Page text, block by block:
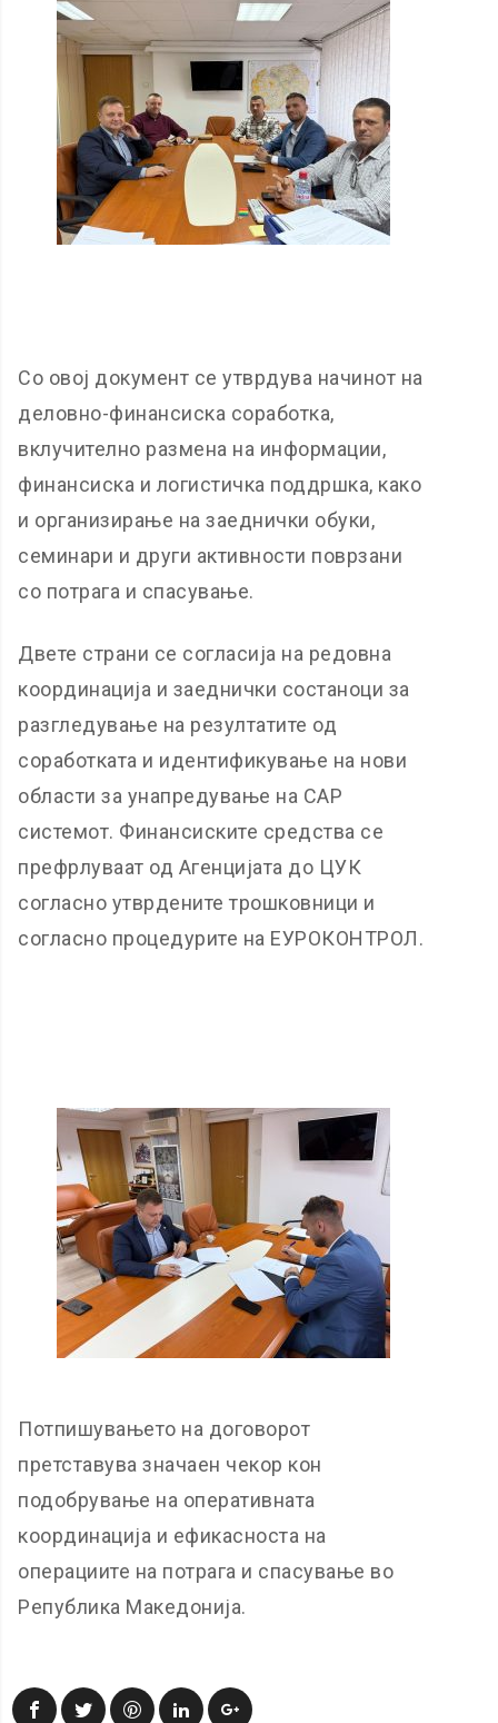
Со овој документ се утврдува начинот на
деловно-финансиска соработка,
вклучително размена на информации,
финансиска и логистичка поддршка, како
и организирање на заеднички обуки,
семинари и други активности поврзани
со потрага и спасување.
Двете страни се согласиja на редовна
координација и заеднички состаноци за
разгледување на резултатите од
соработката и идентификување на нови
области за унапредување на САР
системот. Финансиските средства се
префрлуваат од Агенцијата до ЦУК
согласно утврдените трошковници и
согласно процедурите на ЕУРОКОНТРОЛ.
Потпишувањето на договорот
претставува значаен чекор кон
подобрување на оперативната
координација и ефикасноста на
операциите на потрага и спасување во
Република Македонија.